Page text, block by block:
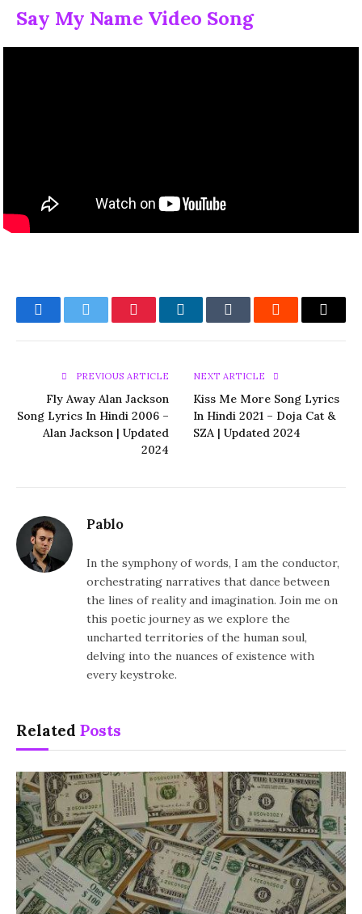
Say My Name Video Song
FacebookTwitter PinterestLinkedInTumblr Reddit Email
PREVIOUS ARTICLE
Fly Away Alan Jackson
Song Lyrics In Hindi 2006 –
Alan Jackson | Updated
2024
NEXT ARTICLE
Kiss Me More Song Lyrics
In Hindi 2021 – Doja Cat &
SZA | Updated 2024
Pablo
In the symphony of words, I am the conductor,
orchestrating narratives that dance between
the lines of reality and imagination. Join me on
this poetic journey as we explore the
uncharted territories of the human soul,
delving into the nuances of existence with
every keystroke.
Related Posts